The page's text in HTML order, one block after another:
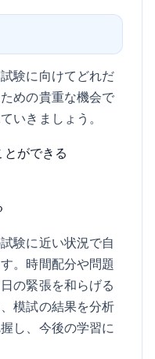
験に向けてどれだ
めの貴重な機会で
いきましょう。
ができる
験に近い状況で自
。時間配分や問題
の緊張を和らげる
模試の結果を分析
し、今後の学習に